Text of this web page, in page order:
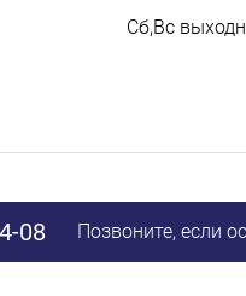
Сб,Вс
08 Позвоните, если